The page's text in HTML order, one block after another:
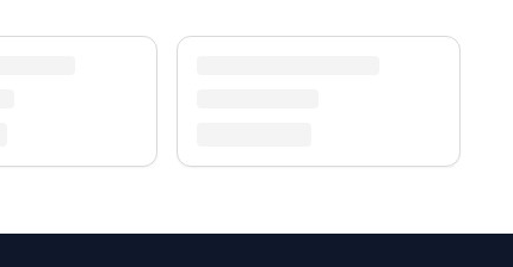
Ein unverwechselbares Stil-Statement.
Profitieren Sie von kostenlosem Versand und